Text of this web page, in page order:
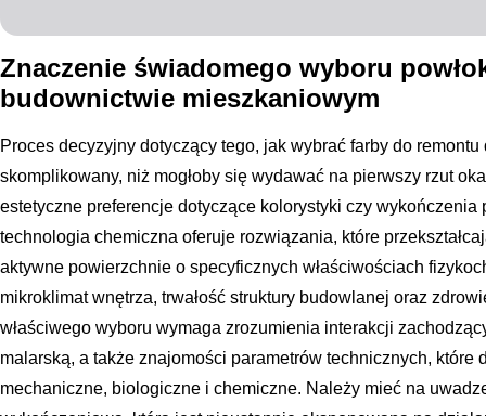
Znaczenie świadomego wyboru
budownictwie mieszkaniowym
Proces decyzyjny dotyczący tego, jak wybrać farby do
skomplikowany, niż mogłoby się wydawać na pierwszy rzut
estetyczne preferencje dotyczące kolorystyki czy wykończenia
technologia chemiczna oferuje rozwiązania, które
aktywne powierzchnie o specyficznych właściwościach
mikroklimat wnętrza, trwałość struktury budowlanej oraz
właściwego wyboru wymaga zrozumienia interakcji
malarską, a także znajomości parametrów technicznych, które
mechaniczne, biologiczne i chemiczne. Należy mieć na